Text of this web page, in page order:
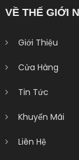
VỀ THẾ GIỚI
Giới Thiệu
Cửa Hàng
Tin Tức
Khuyến Mãi
Liên Hệ